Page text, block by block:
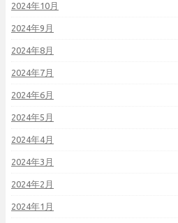
2024年10月
2024年9月
2024年8月
2024年7月
2024年6月
2024年5月
2024年4月
2024年3月
2024年2月
2024年1月